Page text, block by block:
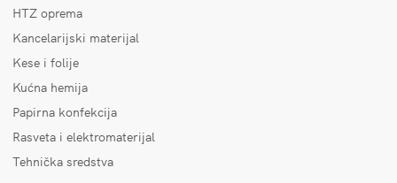
HTZ oprema
Kancelarijski materijal
Kese i folije
Kućna hemija
Papirna konfekcija
Rasveta i elektromaterijal
Tehnička sredstva